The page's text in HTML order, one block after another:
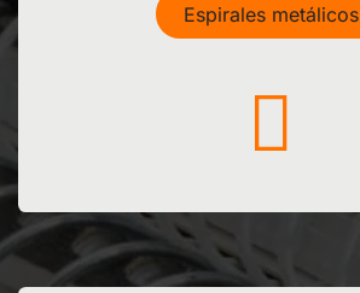
Espirales metálicos